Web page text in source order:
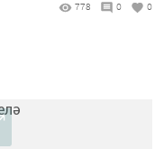
778 0 0